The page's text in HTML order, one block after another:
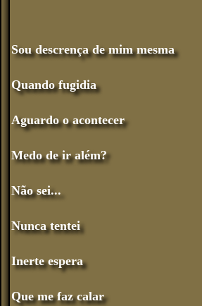
Sou descrença de mim mesma
Quando fugidia
Aguardo o acontecer
Medo de ir além?
Não sei...
Nunca tentei
Inerte espera
Que me faz calar